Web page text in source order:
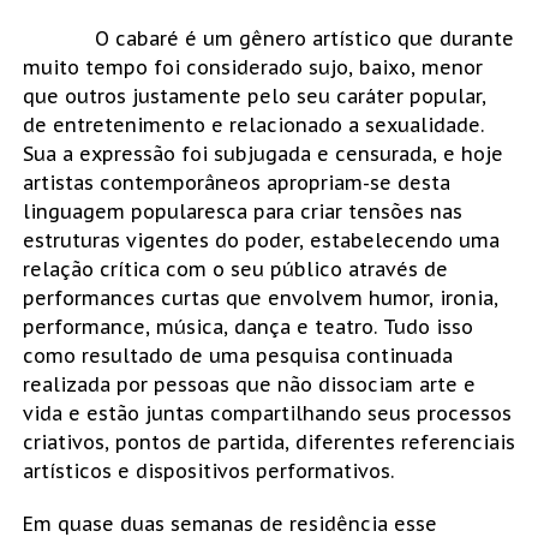
O cabaré é um gênero artístico que durante
muito tempo foi considerado sujo, baixo, menor
que outros justamente pelo seu caráter popular,
de entretenimento e relacionado a sexualidade.
Sua a expressão foi subjugada e censurada, e hoje
artistas contemporâneos apropriam-se desta
linguagem popularesca para criar tensões nas
estruturas vigentes do poder, estabelecendo uma
relação crítica com o seu público através de
performances curtas que envolvem humor, ironia,
performance, música, dança e teatro. Tudo isso
como resultado de uma pesquisa continuada
realizada por pessoas que não dissociam arte e
vida e estão juntas compartilhando seus processos
criativos, pontos de partida, diferentes referenciais
artísticos e dispositivos performativos.
Em quase duas semanas de residência esse